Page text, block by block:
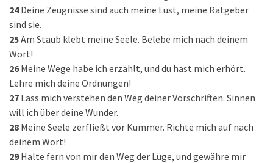
24 Deine Zeugnisse sind auch meine Lust, meine Ratgeber
sind sie.
25Am Staub klebt meine Seele. Belebe mich nach deinem
Wort!
26 Meine Wege habe ich erzählt, und du hast mich erhört.
Lehre mich deine Ordnungen!
27 Lass mich verstehen den Weg deiner Vorschriften. Sinnen
will ich über deine Wunder.
28 Meine Seele zerfließt vor Kummer. Richte mich auf nach
deinem Wort!
29 Halte fern von mir den Weg der Lüge, und gewähre mir